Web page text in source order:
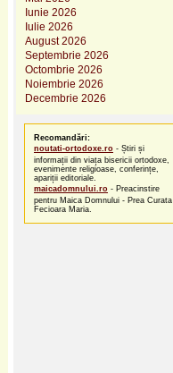
Iunie 2026
Iulie 2026
August 2026
Septembrie 2026
Octombrie 2026
Noiembrie 2026
Decembrie 2026
Recomandări:
noutati-ortodoxe.ro - Știri și
informații din viața bisericii ortodoxe,
evenimente religioase, conferințe,
apariții editoriale.
maicadomnului.ro - Preacinstire
pentru Maica Domnului - Prea Curata
Fecioara Maria.